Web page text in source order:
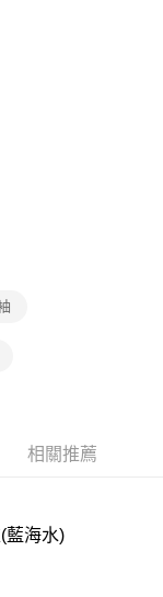
相關推薦
藍海水)